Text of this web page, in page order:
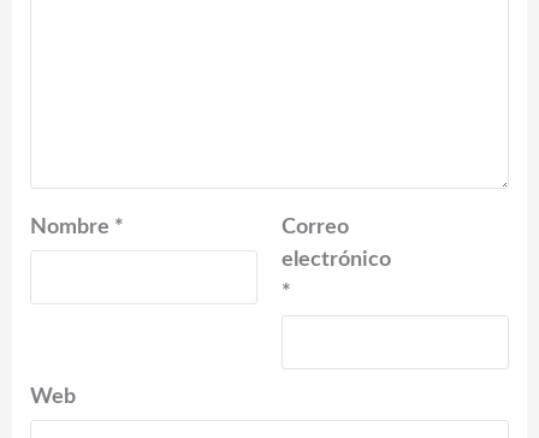
Nombre *
Correo
electrónico
*
Web